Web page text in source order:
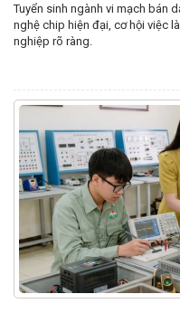
Tuyển sinh ngành vi mạch bán
nghệ chip hiện đại, cơ hội việc
nghiệp rõ ràng.